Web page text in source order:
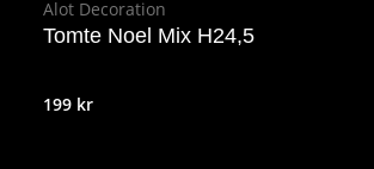
Alot Decoration
Tomte Noel Mix H24,5
199 kr